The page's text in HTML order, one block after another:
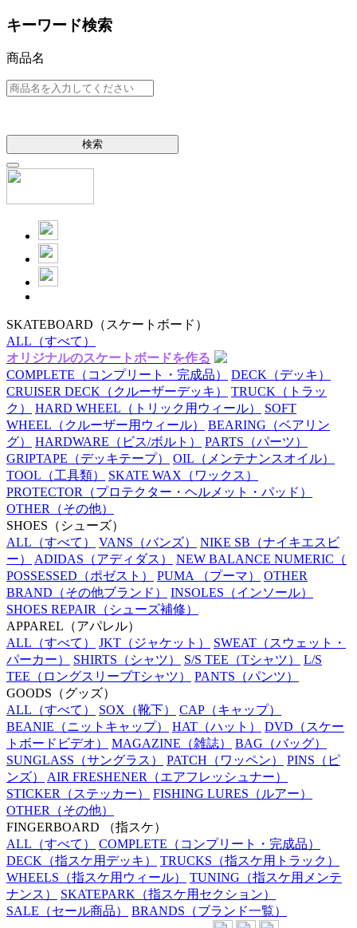
キーワード検索
商品名
検索
SKATEBOARD （スケートボード）
ALL （すべて）
オリジナルのスケートボードを作る
COMPLETE （コンプリート・完成品） DECK （デッキ）
CRUISER DECK （クルーザーデッキ） TRUCK （トラッ
ク）
HARD WHEEL （トリック用ウィール）
SOFT
WHEEL （クルーザー用ウィール） BEARING （ベアリン
グ）
HARDWARE （ビス/ボルト） PARTS （パーツ）
GRIPTAPE （デッキテープ） OIL （メンテナンスオイル）
TOOL （工具類） SKATE WAX （ワックス）
PROTECTOR （プロテクター・ヘルメット・パッド）
OTHER （その他）
SHOES （シューズ）
ALL （すべて） VANS （バンズ） NIKE SB （ナイキエスビ
ー）
ADIDAS （アディダス） NEW BALANCE NUMERIC （
POSSESSED （ポゼスト） PUMA （プーマ）
OTHER
BRAND （その他ブランド） INSOLES （インソール）
SHOES REPAIR （シューズ補修）
APPAREL （アパレル）
ALL （すべて） JKT （ジャケット） SWEAT （スウェット・
パーカー）
SHIRTS （シャツ） S/S TEE （Tシャツ）
L/S
TEE （ロングスリーブTシャツ） PANTS （パンツ）
GOODS （グッズ）
ALL （すべて） SOX （靴下） CAP （キャップ）
BEANIE （ニットキャップ） HAT （ハット） DVD （スケー
トボードビデオ）
MAGAZINE （雑誌） BAG （バッグ）
SUNGLASS （サングラス） PATCH （ワッペン） PINS （ピ
ンズ）
AIR FRESHENER （エアフレッシュナー）
STICKER （ステッカー） FISHING LURES （ルアー）
OTHER （その他）
FINGERBOARD
（指スケ）
ALL （すべて） COMPLETE （コンプリート・完成品）
DECK （指スケ用デッキ） TRUCKS （指スケ用トラック）
WHEELS （指スケ用ウィール） TUNING （指スケ用メンテ
ナンス）
SKATEPARK （指スケ用セクション）
SALE （セール商品） BRANDS （ブランド一覧）